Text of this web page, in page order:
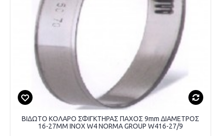
ΒΙΔΩΤΟ ΚΟΛΑΡΟ ΣΦΙΓΚΤΗΡΑΣ ΠΑΧΟΣ 9mm ΔΙΑΜΕΤΡΟΣ
16-27MM INOX W4 NORMA GROUP W416-27/9